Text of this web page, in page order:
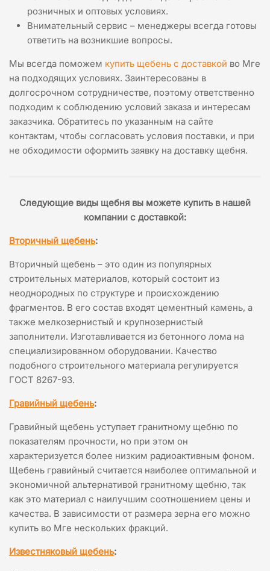
розничных и оптовых условиях.
Внимательный сервис – менеджеры всегда готовы
ответить на возникшие вопросы.
Мы всегда поможем купить щебень с доставкой во Мге
на подходящих условиях. Заинтересованы в
долгосрочном сотрудничестве, поэтому ответственно
подходим к соблюдению условий заказа и интересам
заказчика. Обратитесь по указанным на сайте
контактам, чтобы согласовать условия поставки, и при
не обходимости оформить заявку на доставку щебня.
Следующие виды щебня вы можете купить в нашей
компании с доставкой:
Вторичный щебень:
Вторичный щебень – это один из популярных
строительных материалов, который состоит из
неоднородных по структуре и происхождению
фрагментов. В его состав входят цементный камень, а
также мелкозернистый и крупнозернистый
заполнители. Изготавливается из бетонного лома на
специализированном оборудовании. Качество
подобного строительного материала регулируется
ГОСТ 8267-93.
Гравийный щебень:
Гравийный щебень уступает гранитному щебню по
показателям прочности, но при этом он
характеризуется более низким радиоактивным фоном.
Щебень гравийный считается наиболее оптимальной и
экономичной альтернативой гранитному щебню, так
как это материал с наилучшим соотношением цены и
качества. В зависимости от размера зерна его можно
купить во Мге нескольких фракций.
Известняковый щебень: